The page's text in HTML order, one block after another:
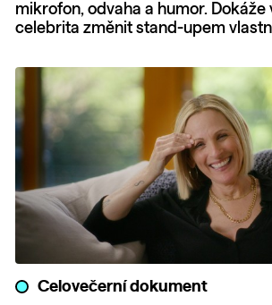
mikrofon, odvaha a humor. Dokáže
celebrita změnit stand-upem
Celovečerní dokument